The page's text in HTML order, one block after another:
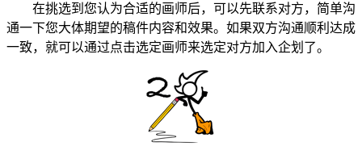
在挑选到您认为合适的画师后，可以先联系对方，简单沟
通一下您大体期望的稿件内容和效果。如果双方沟通顺利达成
一致，就可以通过点击选定画师来选定对方加入企划了。